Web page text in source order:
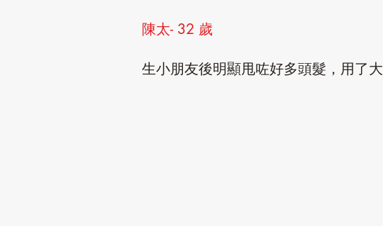
陳太- 32 歲
生小朋友後明顯甩咗好多頭髮，用了